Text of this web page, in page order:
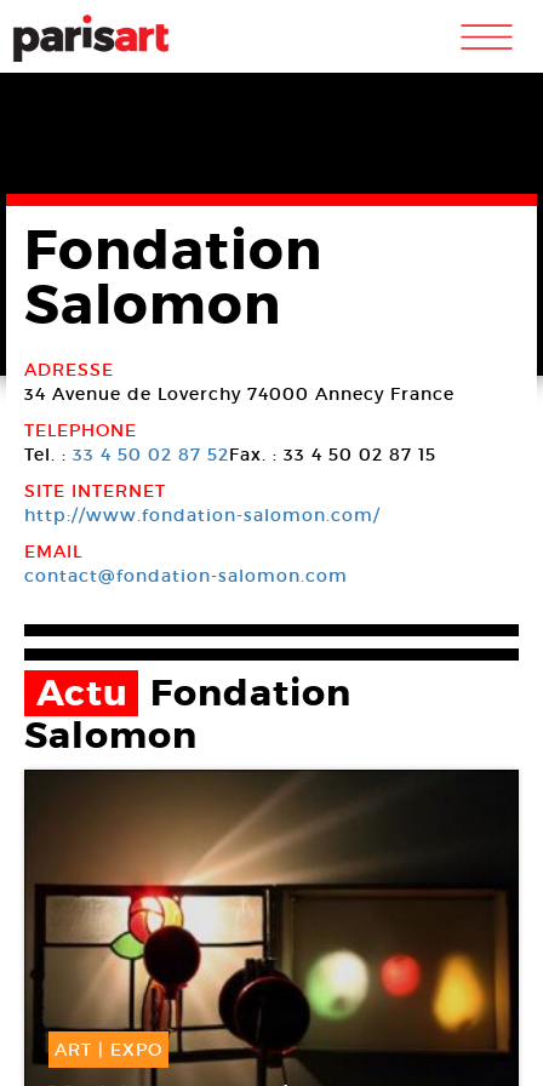
m
Fondation
Salomon
ADRESSE
34 Avenue de Loverchy 74000 Annecy France
TELEPHONE
Tel. : 33 4 50 02 87 52Fax. : 33 4 50 02 87 15
SITE INTERNET
http://www.fondation-salomon.com/
EMAIL
contact@fondation-salomon.com
Actu
Fondation
Salomon
ART | EXPO